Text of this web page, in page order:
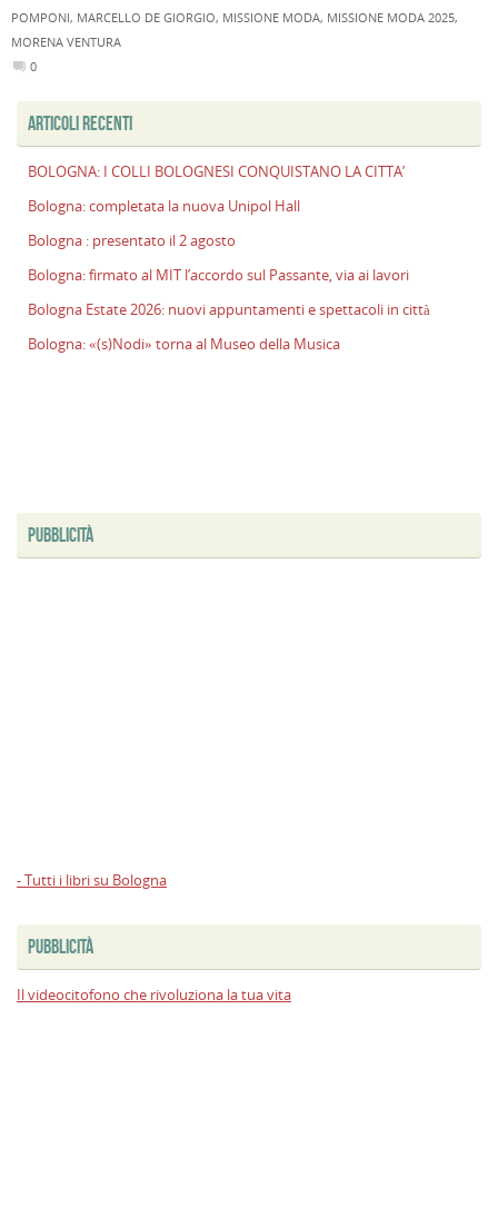
POMPONI, MARCELLO DE GIORGIO, MISSIONE MODA, MISSIONE MODA 2025,
MORENA VENTURA
0
ARTICOLI RECENTI
BOLOGNA: I COLLI BOLOGNESI CONQUISTANO LA CITTA’
Bologna: completata la nuova Unipol Hall
Bologna : presentato il 2 agosto
Bologna: firmato al MIT l’accordo sul Passante, via ai lavori
Bologna Estate 2026: nuovi appuntamenti e spettacoli in città
Bologna: «(s)Nodi» torna al Museo della Musica
PUBBLICITÀ
- Tutti i libri su Bologna
PUBBLICITÀ
Il videocitofono che rivoluziona la tua vita